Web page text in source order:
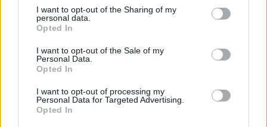
not limited to your visit or usage behaviour. You may click to
grant or deny consent to Google and its third-party tags to
use your data for below specified purposes in below Google
consent section.
I want to opt-out of the Sharing of my
personal data.
Opted In
I want to opt-out of the Sale of my
Personal Data.
Opted In
I want to opt-out of processing my
Personal Data for Targeted Advertising.
Opted In
életem – a
pszichológusok szerint ez
nem véletlen
8.: Meleg, de az elmúlt
napokhoz képest frissebb